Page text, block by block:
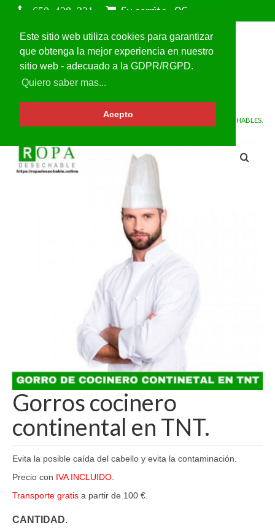
Este sitio web utiliza cookies para garantizar
que obtenga la mejor experiencia en nuestro
sitio web - adecuado a la GDPR/RGPD.
Quiero saber mas...
Acepto
Su carrito 0€
VOLVER A GORROS DE COCINERO DESECHABLES.
Gorros cocinero
continental en TNT.
Evita la posible caída del cabello y evita la contaminación.
Precio con IVA INCLUIDO
Transporte gratis a partir de 100 €.
CANTIDAD.